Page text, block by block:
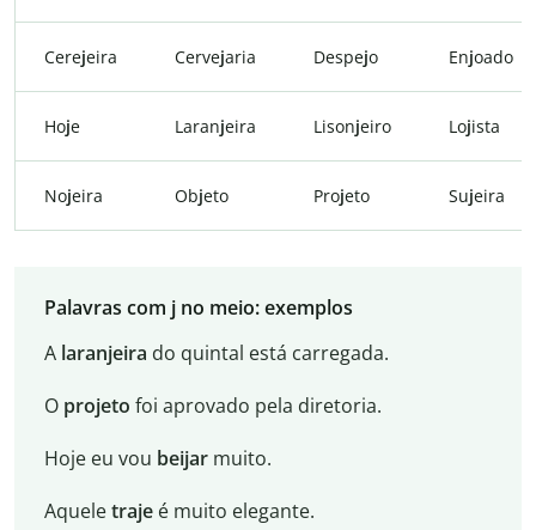
Cerejeira Cervejaria Despejo Enjoado
Hoje Laranjeira Lisonjeiro Lojista
Nojeira Objeto Projeto Sujeira
Palavras com j no meio: exemplos
A laranjeira do quintal está carregada.
O projeto foi aprovado pela diretoria.
Hoje eu vou beijarmuito.
Aqueletrajeé muito elegante.